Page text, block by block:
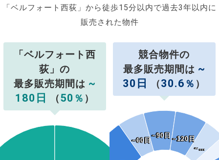
「ベルフォート西荻」から徒歩15分以内で過去3年以内に
販売された物件
「ベルフォート西
荻」の
最多販売期間は ~
180日
（50 ％ ）
競合物件の
最多販売期間は ~
30日
（30.6 ％ ）
~60日
~60日
~90日
~90日 ~120日
~120日
~…
~…